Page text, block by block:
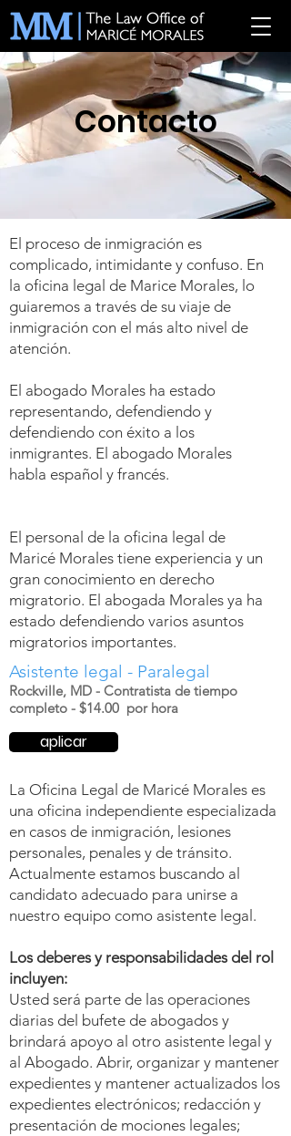
Contacto
El proceso de inmigración es
complicado, intimidante y confuso. En
la oficina legal de Marice Morales, lo
guiaremos a través de su viaje de
inmigración con el más alto nivel de
atención.
El abogado Morales ha estado
representando, defendiendo y
defendiendo con éxito a los
inmigrantes. El abogado Morales
habla español y francés.
El personal de la oficina legal de
Maricé Morales tiene experiencia y un
gran conocimiento en derecho
migratorio. El abogada Morales ya ha
estado defendiendo varios asuntos
migratorios importantes.
Asistente legal - Paralegal
Rockville, MD - Contratista de tiempo
completo - $14.00 por hora
aplicar
La Oficina Legal de Maricé Morales es
una oficina independiente especializada
en casos de inmigración, lesiones
personales, penales y de tránsito.
Actualmente estamos buscando al
candidato adecuado para unirse a
nuestro equipo como asistente legal.
Los deberes y responsabilidades del rol
incluyen:
Usted será parte de las operaciones
diarias del bufete de abogados y
brindará apoyo al otro asistente legal y
al Abogado. Abrir, organizar y mantener
expedientes y mantener actualizados los
expedientes electrónicos; redacción y
presentación de mociones legales;